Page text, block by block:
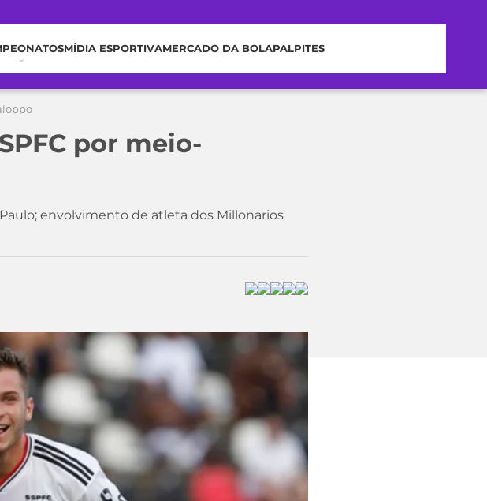
MÍDIA ESPORTIVAMERCADO DA BOLAPALPITES
por meio-
envolvimento de atleta dos Millonarios